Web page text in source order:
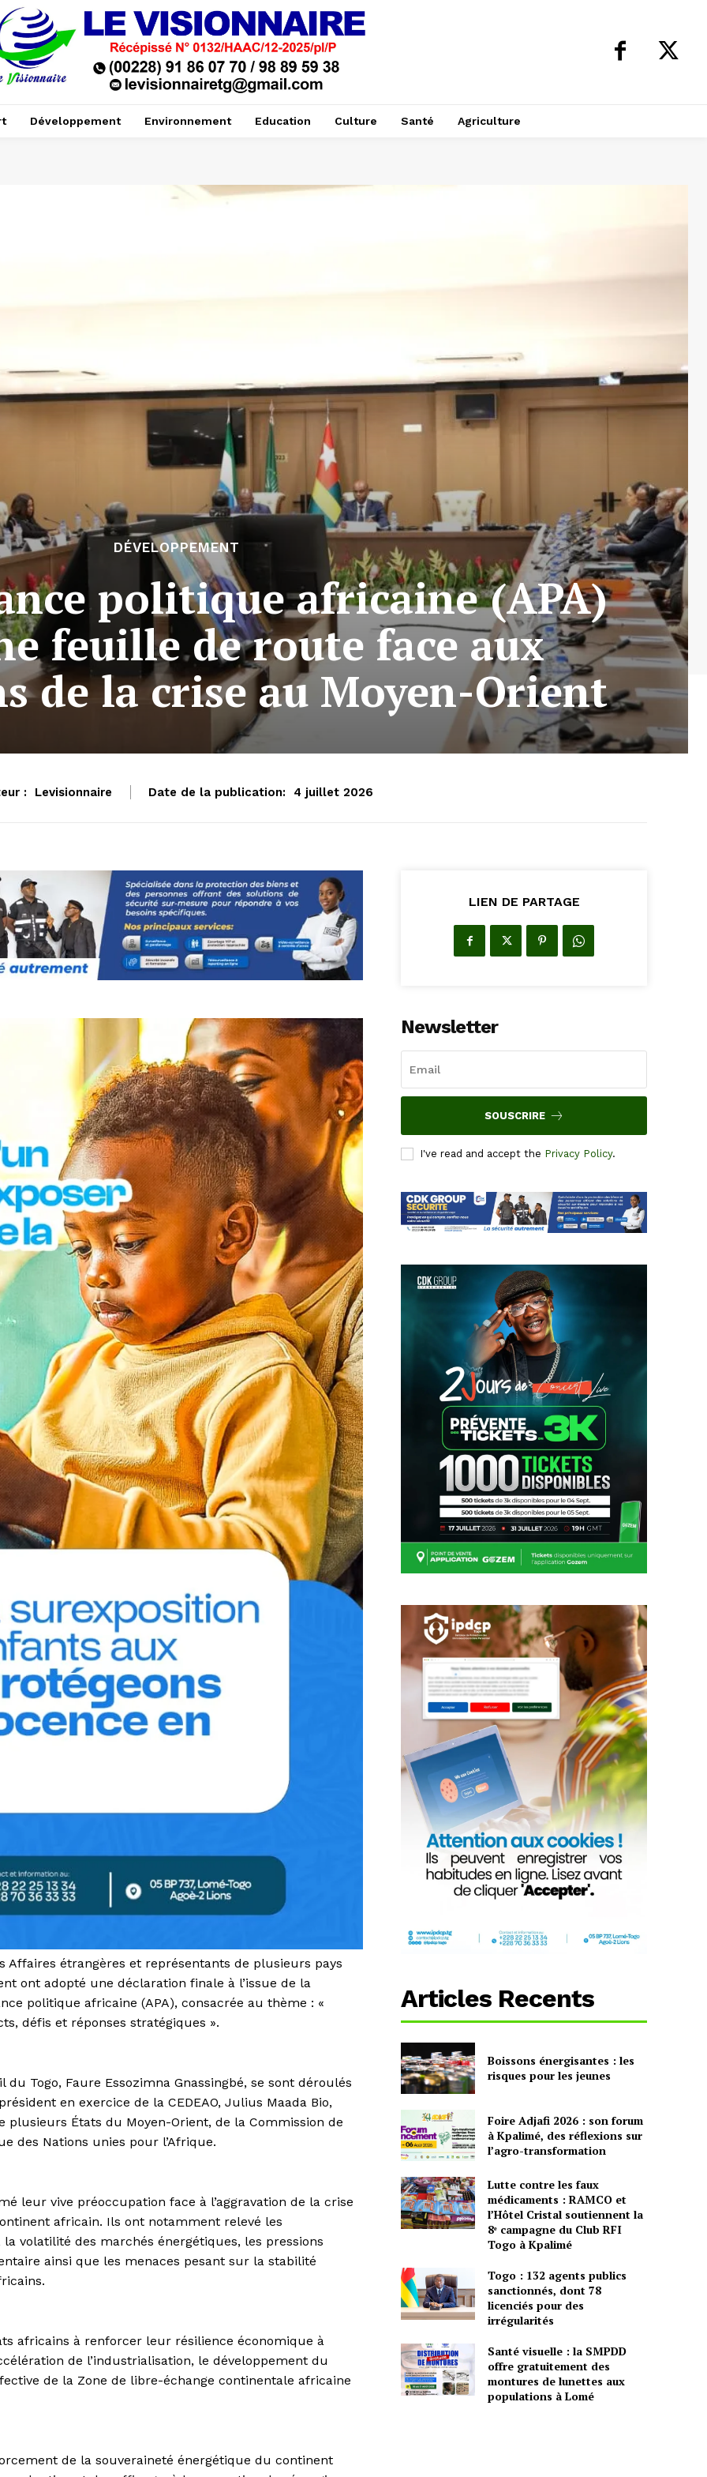
Développement Environnement Education Culture Santé Agriculture
DÉVELOPPEMENT
politique africaine (APA)
feuille de route face aux
de la crise au Moyen-Orient
: Levisionnaire Date de la publication: 4 juillet 2026
Affaires étrangères et représentants de plusieurs pays
ont adopté une déclaration finale à l’issue de la
politique africaine (APA), consacrée au thème : «
défis et réponses stratégiques ».
Togo, Faure Essozimna Gnassingbé, se sont déroulés
en exercice de la CEDEAO, Julius Maada Bio,
plusieurs États du Moyen-Orient, de la Commission de
des Nations unies pour l’Afrique.
leur vive préoccupation face à l’aggravation de la crise
africain. Ils ont notamment relevé les
volatilité des marchés énergétiques, les pressions
ainsi que les menaces pesant sur la stabilité
africains à renforcer leur résilience économique à
de l’industrialisation, le développement du
de la Zone de libre-échange continentale africaine
de la souveraineté énergétique du continent
LIEN DE PARTAGE
Newsletter
SOUSCRIRE
I've read and accept the Privacy Policy.
Articles Recents
Boissons énergisantes : les
risques pour les jeunes
Foire Adjafi 2026 : son forum
à Kpalimé, des réflexions sur
l’agro-transformation
Lutte contre les faux
médicaments : RAMCO et
l’Hôtel Cristal soutiennent la
8ᵉ campagne du Club RFI
Togo à Kpalimé
Togo : 132 agents publics
sanctionnés, dont 78
licenciés pour des
irrégularités
Santé visuelle : la SMPDD
offre gratuitement des
montures de lunettes aux
populations à Lomé